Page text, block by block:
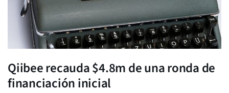
Qiibee recauda $4.8m de una ronda de
financiación inicial